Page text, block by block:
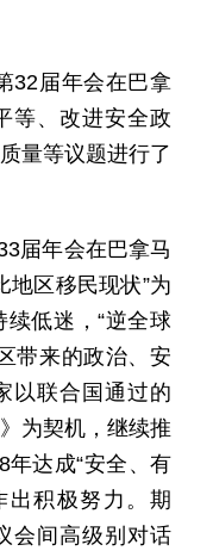
32届年会在巴拿
等、改进安全政
量等议题进行了
届年会在巴拿马
地区移民现状”为
低迷，“逆全球
带来的政治、安
以联合国通过的
为契机，继续推
年达成“安全、有
出积极努力。期
会间高级别对话